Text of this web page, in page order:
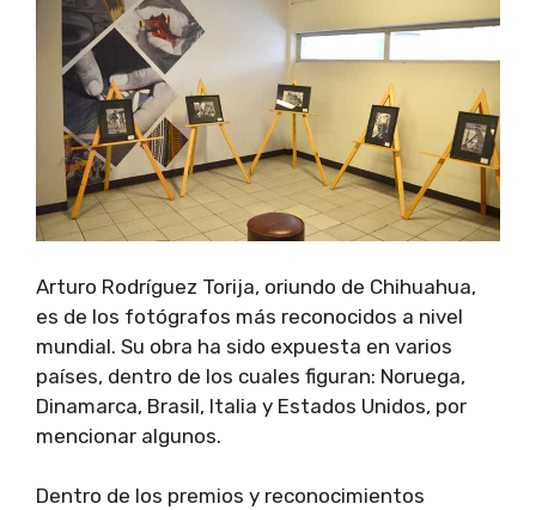
Arturo Rodríguez Torija, oriundo de Chihuahua,
es de los fotógrafos más reconocidos a nivel
mundial. Su obra ha sido expuesta en varios
países, dentro de los cuales figuran: Noruega,
Dinamarca, Brasil, Italia y Estados Unidos, por
mencionar algunos.
Dentro de los premios y reconocimientos